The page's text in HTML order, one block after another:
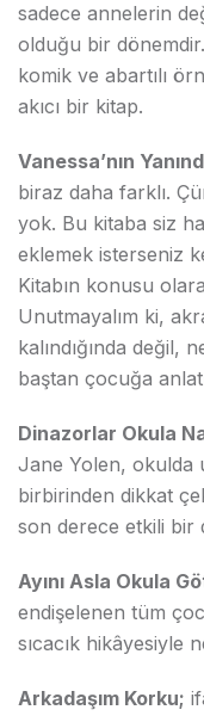
sadece annelerin
olduğu bir
komik ve abartılı
akıcı bir kitap.
Vanessa’nın
biraz daha farklı.
yok. Bu kitaba siz
eklemek isterseniz
Kitabın konusu
Unutmayalım ki,
kalındığında değil,
baştan çocuğa
Dinazorlar Okula
Jane Yolen, okulda
birbirinden dikkat
son derece etkili bir
Ayını Asla Okula
endişelenen tüm
sıcacık hikâyesiyle
Arkadaşım Korku;